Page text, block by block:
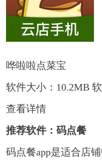
哗啦啦点菜宝
软件大小：10.2MB
查看详情
推荐软件：码点餐
码点餐app是适合店